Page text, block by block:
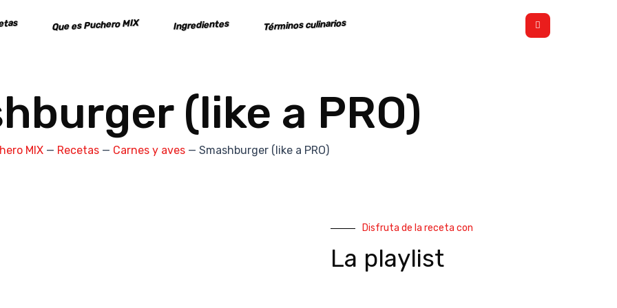
Que es Puchero MIX Ingredientes Términos culinarios
(like a PRO)
MIX — Recetas — Carnes y aves — Smashburger (like a PRO)
Disfruta de la receta con
La playlist